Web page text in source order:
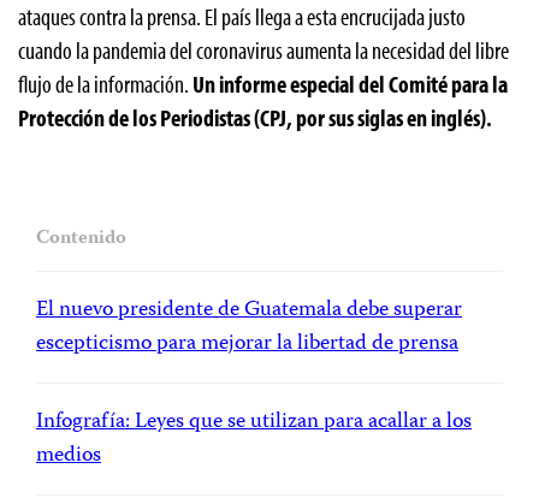
ataques contra la prensa. El país llega a esta encrucijada justo
cuando la pandemia del coronavirus aumenta la necesidad del libre
flujo de la información. Un informe especial del Comité para la
Protección de los Periodistas (CPJ, por sus siglas en inglés).
Contenido
El nuevo presidente de Guatemala debe superar
escepticismo para mejorar la libertad de prensa
Infografía: Leyes que se utilizan para acallar a los
medios